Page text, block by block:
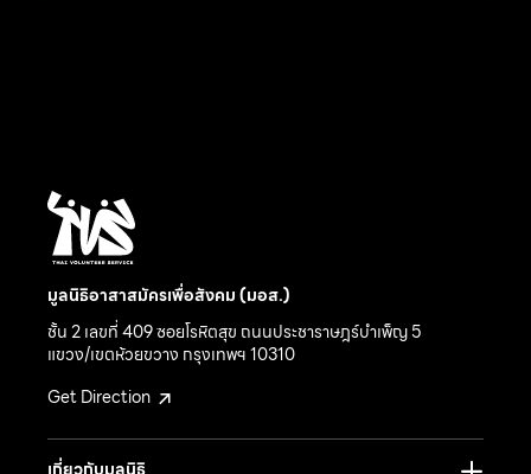
มูลนิธิอาสาสมัครเพื่อสังคม (มอส.)
ชั้น 2 เลขที่ 409 ซอยโรหิตสุข ถนนประชาราษฎร์บำเพ็ญ 5
แขวง/เขตห้วยขวาง กรุงเทพฯ 10310
Get Direction